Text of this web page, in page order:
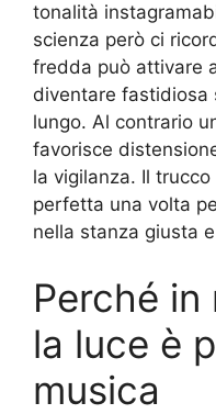
tonalità
scienza però ci
fredda può attivare
diventare fastidiosa
lungo. Al contrario
favorisce
la vigilanza. Il
perfetta una volta
nella stanza giusta
Perché
la luce è
musica